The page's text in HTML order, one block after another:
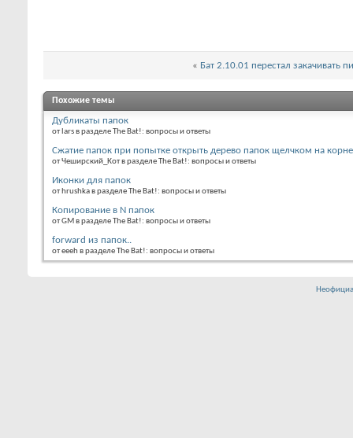
« Бат 2.10.01 перестал закачивать
Похожие темы
Дубликаты папок
от lars в разделе The Bat!: вопросы и ответы
Сжатие папок при попытке открыть дерево папок щелчком на
от Чеширский_Кот в разделе The Bat!: вопросы и ответы
Иконки для папок
от hrushka в разделе The Bat!: вопросы и ответы
Копирование в N папок
от GM в разделе The Bat!: вопросы и ответы
forward из папок..
от eeeh в разделе The Bat!: вопросы и ответы